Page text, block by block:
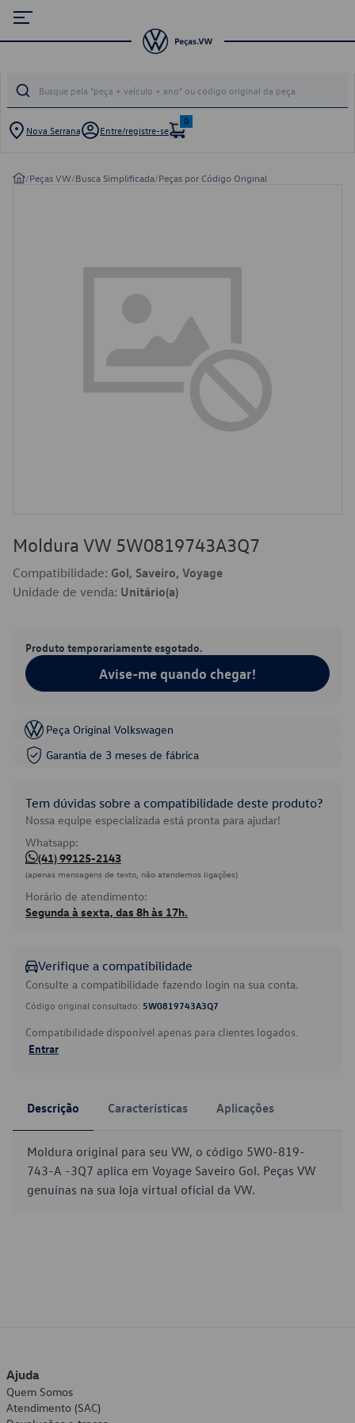
Nova Serrana Entre/registre-se
0
/Peças VW/Busca Simplificada/Peças por Código Original
Moldura VW 5W0819743A3Q7
Compatibilidade: Gol, Saveiro, Voyage
Unidade de venda: Unitário(a)
Produto temporariamente esgotado.
Avise-me quando chegar!
Peça Original Volkswagen
Garantia de 3 meses de fábrica
Tem dúvidas sobre a compatibilidade deste produto?
Nossa equipe especializada está pronta para ajudar!
Whatsapp:
(41) 99125-2143
(apenas mensagens de texto, não atendemos ligações)
Horário de atendimento:
Segunda à sexta, das 8h às 17h.
Verifique a compatibilidade
Consulte a compatibilidade fazendo login na sua conta.
Código original consultado: 5W0819743A3Q7
Compatibilidade disponível apenas para clientes logados.
Entrar
Descrição Características Aplicações
Moldura original para seu VW, o código 5W0-819-
743-A -3Q7 aplica em Voyage Saveiro Gol. Peças VW
genuínas na sua loja virtual oficial da VW.
Ajuda
Quem Somos
Atendimento (SAC)